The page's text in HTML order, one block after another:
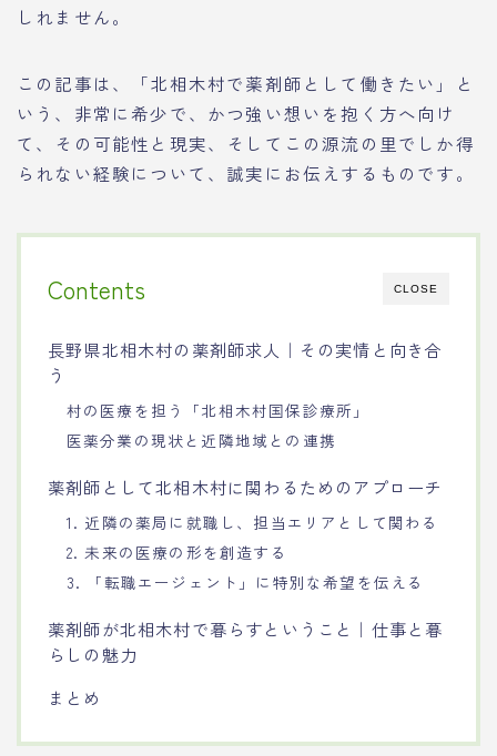
しれません。
この記事は、「北相木村で薬剤師として働きたい」と
いう、非常に希少で、かつ強い想いを抱く方へ向け
て、その可能性と現実、そしてこの源流の里でしか得
られない経験について、誠実にお伝えするものです。
CLOSE
Contents
長野県北相木村の薬剤師求人｜その実情と向き合
う
村の医療を担う「北相木村国保診療所」
医薬分業の現状と近隣地域との連携
薬剤師として北相木村に関わるためのアプローチ
1. 近隣の薬局に就職し、担当エリアとして関わる
2. 未来の医療の形を創造する
3. 「転職エージェント」に特別な希望を伝える
薬剤師が北相木村で暮らすということ｜仕事と暮
らしの魅力
まとめ